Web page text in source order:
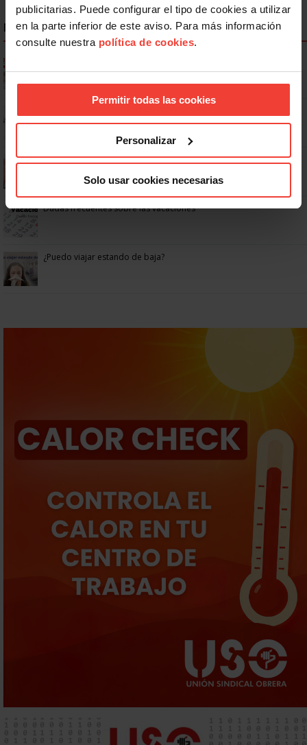
publicitarias. Puede configurar el tipo de cookies a utilizar
en la parte inferior de este aviso. Para más información
consulte nuestra política de cookies.
Permitir todas las cookies
Personalizar
Solo usar cookies necesarias
NOTICIAS MÁS LEÍDAS
libre
Se actualizan las patologías para acceder a la jubilación
Dudas frecuentes sobre las vacaciones
¿Puedo viajar estando de baja?